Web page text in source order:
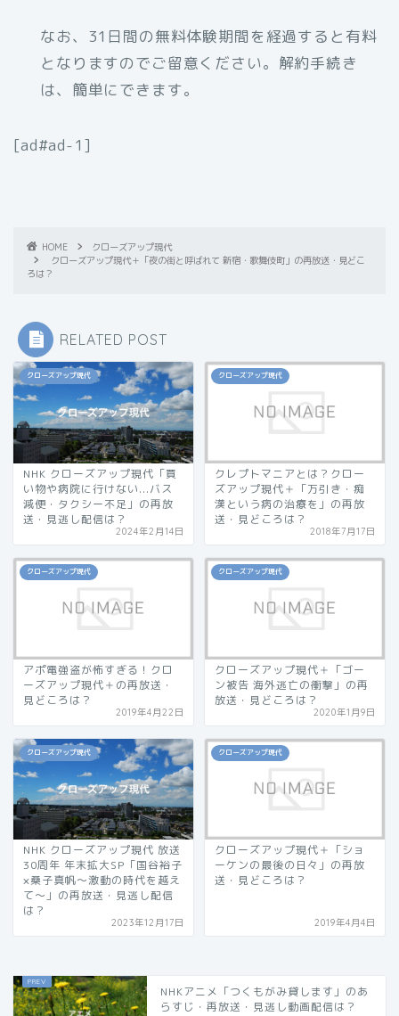
なお、31日間の無料体験期間を経過すると有料
となりますのでご留意ください。解約手続き
は、簡単にできます。
[ad#ad-1]
HOME
クローズアップ現代
クローズアップ現代＋「夜の街と呼ばれて 新宿・歌舞伎町」の再放送・見どこ
ろは？
RELATED POST
クローズアップ現代
NHK クローズアップ現代「買
い物や病院に行けない...バス
減便・タクシー不足」の再放
送・見逃し配信は？
2024年2月14日
クローズアップ現代
クレプトマニアとは？クロー
ズアップ現代＋「万引き・痴
漢という病の治療を」の再放
送・見どころは？
2018年7月17日
クローズアップ現代
アポ電強盗が怖すぎる！クロ
ーズアップ現代＋の再放送・
見どころは？
2019年4月22日
クローズアップ現代
クローズアップ現代＋「ゴー
ン被告 海外逃亡の衝撃」の再
放送・見どころは？
2020年1月9日
クローズアップ現代
NHK クローズアップ現代 放送
30周年 年末拡大SP「国谷裕子
×桑子真帆～激動の時代を越え
て～」の再放送・見逃し配信
は？
2023年12月17日
クローズアップ現代
クローズアップ現代＋「ショ
ーケンの最後の日々」の再放
送・見どころは？
2019年4月4日
NHKアニメ「つくもがみ貸します」のあ
らすじ・再放送・見逃し動画配信は？